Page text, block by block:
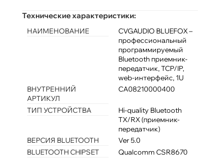
Технические характеристики:
НАИМЕНОВАНИЕ
CVGAUDIO BLUEFOX –
профессиональный
программируемый
Bluetooth приемник-
передатчик, TCP/IP,
web-интерфейс, 1U
ВНУТРЕННИЙ
АРТИКУЛ
CA08210000400
ТИП УСТРОЙСТВА
Hi-quality Bluetooth
TX/RX (приемник-
передатчик)
ВЕРСИЯ BLUETOOTH
Ver 5.0
BLUETOOTH CHIPSET
Qualcomm CSR8670